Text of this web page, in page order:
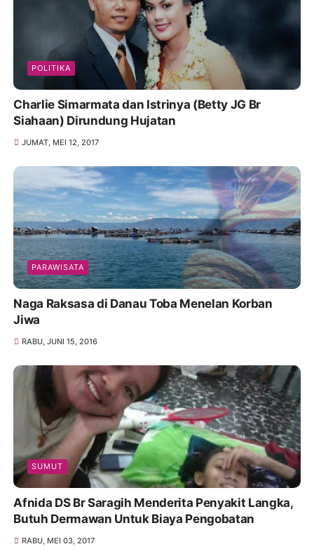
POLITIKA
Charlie Simarmata dan Istrinya (Betty JG Br
Siahaan) Dirundung Hujatan
JUMAT, MEI 12, 2017
PARAWISATA
Naga Raksasa di Danau Toba Menelan Korban
Jiwa
RABU, JUNI 15, 2016
SUMUT
Afnida DS Br Saragih Menderita Penyakit Langka,
Butuh Dermawan Untuk Biaya Pengobatan
RABU, MEI 03, 2017